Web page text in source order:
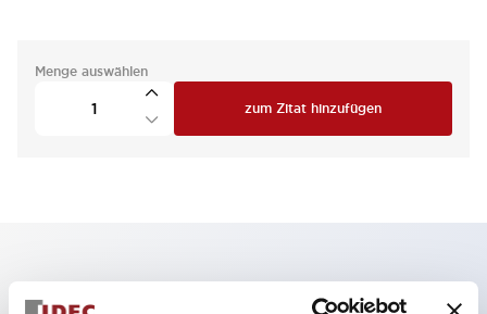
Menge auswählen
zum Zitat hinzufügen
Hauptmerkmale